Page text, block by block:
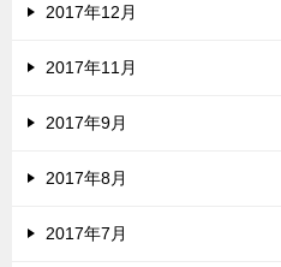
2017年12月
2017年11月
2017年9月
2017年8月
2017年7月